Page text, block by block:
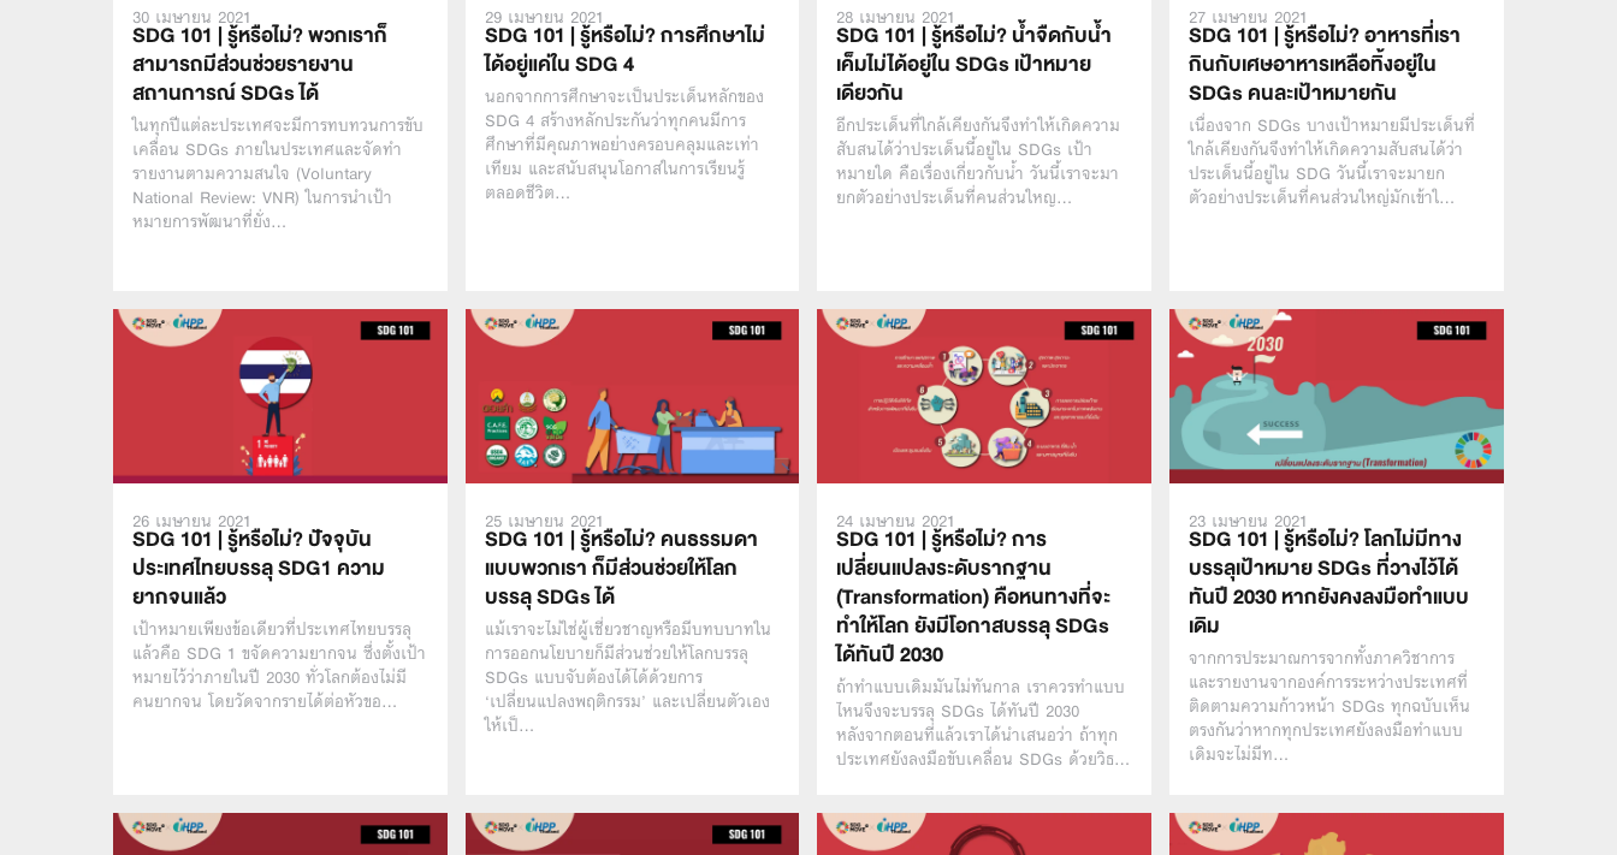
30 เมษายน 2021
SDG 101 | รู้หรือไม่? พวกเราก็
สามารถมีส่วนช่วยรายงาน
สถานการณ์ SDGs ได้
ในทุกปีแต่ละประเทศจะมีการทบทวนการขับ
เคลื่อน SDGs ภายในประเทศและจัดทำ
รายงานตามความสนใจ (Voluntary
National Review: VNR) ในการนำเป้า
หมายการพัฒนาที่ยั่ง…
29 เมษายน 2021
SDG 101 | รู้หรือไม่? การศึกษาไม่
ได้อยู่แค่ใน SDG 4
นอกจากการศึกษาจะเป็นประเด็นหลักของ
SDG 4 สร้างหลักประกันว่าทุกคนมีการ
ศึกษาที่มีคุณภาพอย่างครอบคลุมและเท่า
เทียม และสนับสนุนโอกาสในการเรียนรู้
ตลอดชีวิต…
28 เมษายน 2021
SDG 101 | รู้หรือไม่? น้ำจืดกับน้ำ
เค็มไม่ได้อยู่ใน SDGs เป้าหมาย
เดียวกัน
อีกประเด็นที่ใกล้เคียงกันจึงทำให้เกิดความ
สับสนได้ว่าประเด็นนี้อยู่ใน SDGs เป้า
หมายใด คือเรื่องเกี่ยวกับน้ำ วันนี้เราจะมา
ยกตัวอย่างประเด็นที่คนส่วนใหญ…
27 เมษายน 2021
SDG 101 | รู้หรือไม่? อาหารที่เรา
กินกับเศษอาหารเหลือทิ้งอยู่ใน
SDGs คนละเป้าหมายกัน
เนื่องจาก SDGs บางเป้าหมายมีประเด็นที่
ใกล้เคียงกันจึงทำให้เกิดความสับสนได้ว่า
ประเด็นนี้อยู่ใน SDG วันนี้เราจะมายก
ตัวอย่างประเด็นที่คนส่วนใหญ่มักเข้าใ…
26 เมษายน 2021
SDG 101 | รู้หรือไม่? ปัจจุบัน
ประเทศไทยบรรลุ SDG1 ความ
ยากจนแล้ว
เป้าหมายเพียงข้อเดียวที่ประเทศไทยบรรลุ
แล้วคือ SDG 1 ขจัดความยากจน ซึ่งตั้งเป้า
หมายไว้ว่าภายในปี 2030 ทั่วโลกต้องไม่มี
คนยากจน โดยวัดจากรายได้ต่อหัวขอ…
25 เมษายน 2021
SDG 101 | รู้หรือไม่? คนธรรมดา
แบบพวกเรา ก็มีส่วนช่วยให้โลก
บรรลุ SDGs ได้
แม้เราจะไม่ใช่ผู้เชี่ยวชาญหรือมีบทบบาทใน
การออกนโยบายก็มีส่วนช่วยให้โลกบรรลุ
SDGs แบบจับต้องได้ได้ด้วยการ
‘เปลี่ยนแปลงพฤติกรรม’ และเปลี่ยนตัวเอง
ให้เป็…
24 เมษายน 2021
SDG 101 | รู้หรือไม่? การ
เปลี่ยนแปลงระดับรากฐาน
(Transformation) คือหนทางที่จะ
ทำให้โลก ยังมีโอกาสบรรลุ SDGs
ได้ทันปี 2030
ถ้าทำแบบเดิมมันไม่ทันกาล เราควรทำแบบ
ไหนจึงจะบรรลุ SDGs ได้ทันปี 2030
หลังจากตอนที่แล้วเราได้นำเสนอว่า ถ้าทุก
ประเทศยังลงมือขับเคลื่อน SDGs ด้วยวิธ…
23 เมษายน 2021
SDG 101 | รู้หรือไม่? โลกไม่มีทาง
บรรลุเป้าหมาย SDGs ที่วางไว้ได้
ทันปี 2030 หากยังคงลงมือทำแบบ
เดิม
จากการประมาณการจากทั้งภาควิชาการ
และรายงานจากองค์การระหว่างประเทศที่
ติดตามความก้าวหน้า SDGs ทุกฉบับเห็น
ตรงกันว่าหากทุกประเทศยังลงมือทำแบบ
เดิมจะไม่มีท…